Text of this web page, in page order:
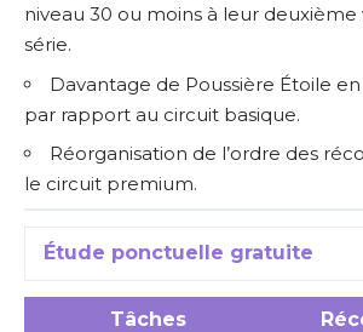
niveau 30 ou moins à leur deuxième
série.
Davantage de Poussière Étoile
par rapport au circuit basique.
Réorganisation de l’ordre des
le circuit premium.
Étude ponctuelle gratuite
Tâches